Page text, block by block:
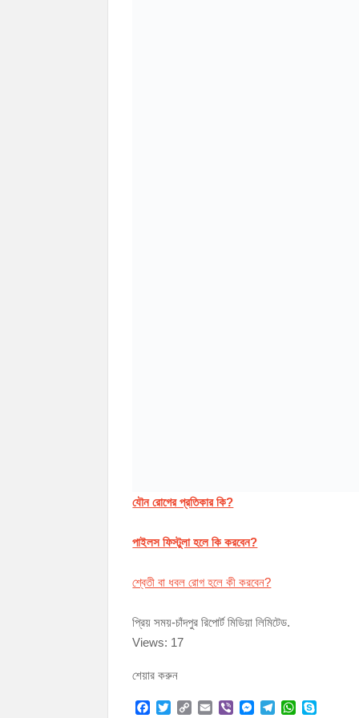
যৌন রোগের প্রতিকার কি?
পাইলস ফিস্টুলা হলে কি করবেন?
শ্বেতী বা ধবল রোগ হলে কী করবেন?
প্রিয় সময়-চাঁদপুর রিপোর্ট মিডিয়া লিমিটেড.
Views: 17
শেয়ার করুন
F
C
E
V
M
T
W